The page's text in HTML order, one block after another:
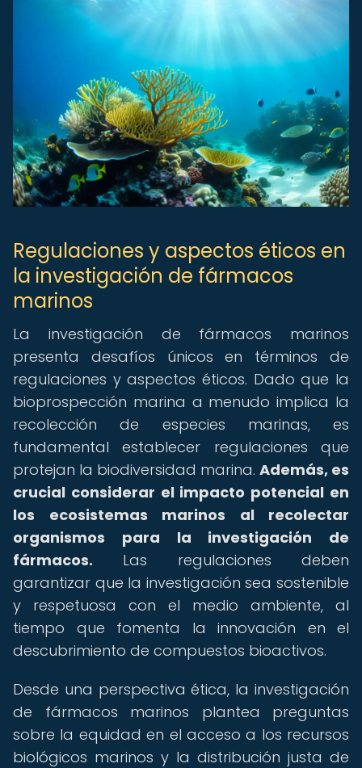
Regulaciones y aspectos éticos en
la investigación de fármacos
marinos
La investigación de fármacos marinos
presenta desafíos únicos en términos de
regulaciones y aspectos éticos. Dado que la
bioprospección marina a menudo implica la
recolección de especies marinas, es
fundamental establecer regulaciones que
protejan la biodiversidad marina. Además, es
crucial considerar el impacto potencial en
los ecosistemas marinos al recolectar
organismos para la investigación de
fármacos. Las regulaciones deben
garantizar que la investigación sea sostenible
y respetuosa con el medio ambiente, al
tiempo que fomenta la innovación en el
descubrimiento de compuestos bioactivos.
Desde una perspectiva ética, la investigación
de fármacos marinos plantea preguntas
sobre la equidad en el acceso a los recursos
biológicos marinos y la distribución justa de